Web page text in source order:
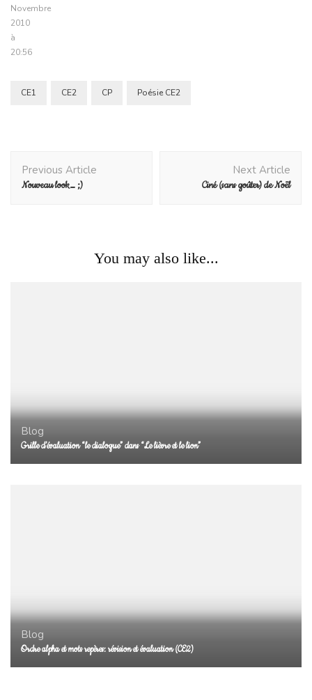
Novembre
2010
à
20:56
CE1 CE2 CP Poésie CE2
Navigation
Previous Article
Nouveau look… ;)
Next Article
Ciné (sans goûter) de Noël
You may also like...
Blog
Grille d’évaluation “le dialogue” dans “Le lièvre et le lion”
Blog
Ordre alpha et mots repères: révision et évaluation (CE2)
Blog
De jolies fleurs en tissu pour différents ateliers…